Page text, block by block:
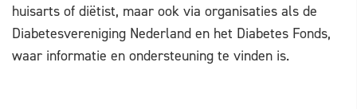
huisarts of diëtist, maar ook via organisaties als de
Diabetesvereniging Nederland en het Diabetes Fonds,
waar informatie en ondersteuning te vinden is.